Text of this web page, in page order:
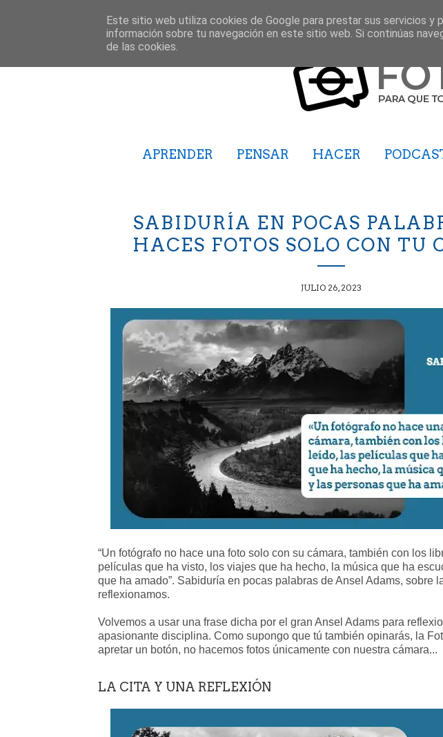
APRENDER PENSAR HACER
SABIDURÍA EN POCAS
HACES FOTOS SOLO CON TU
JULIO 26, 2023
“Un fotógrafo no hace una foto solo con su cámara, también con los
películas que ha visto, los viajes que ha hecho, la música que ha
que ha amado”. Sabiduría en pocas palabras de Ansel Adams, sobre
reflexionamos.
Volvemos a usar una frase dicha por el gran Ansel Adams para
apasionante disciplina. Como supongo que tú también opinarás, la
apretar un botón, no hacemos fotos únicamente con nuestra cámara...
LA CITA Y UNA REFLEXIÓN
Este sitio web utiliza cookies de Google para prestar sus servicios y
información sobre tu navegación en este sitio web. Si continúas
de las cookies.